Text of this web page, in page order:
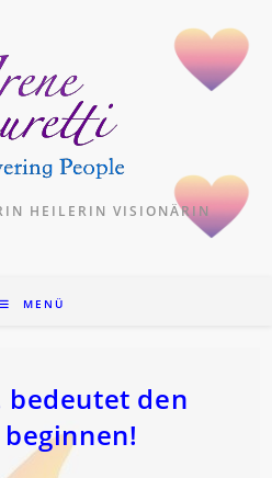
HEILERIN VISIONÄRIN
MENÜ
bedeutet den
beginnen!